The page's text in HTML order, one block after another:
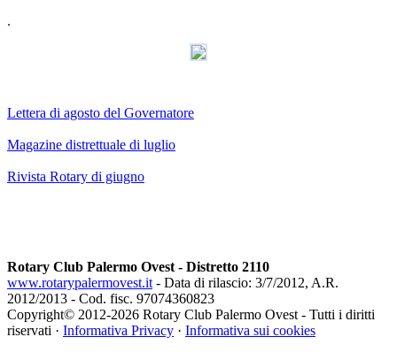
.
Lettera di agosto del Governatore
Magazine distrettuale di luglio
Rivista Rotary di giugno
Rotary Club Palermo Ovest - Distretto 2110
www.rotarypalermovest.it - Data di rilascio: 3/7/2012, A.R.
2012/2013 - Cod. fisc. 97074360823
Copyright© 2012-2026 Rotary Club Palermo Ovest - Tutti i diritti
riservati · Informativa Privacy · Informativa sui cookies